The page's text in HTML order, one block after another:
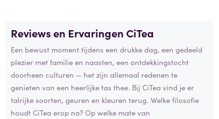
Reviews en Ervaringen CiTea
Een bewust moment tijdens een drukke dag, een gedeeld
plezier met familie en naasten, een ontdekkingstocht
doorheen culturen — het zijn allemaal redenen te
genieten van een heerlijke tas thee. Bij CiTea vind je er
talrijke soorten, geuren en kleuren terug. Welke filosofie
houdt CiTea erop na? Op welke mate van